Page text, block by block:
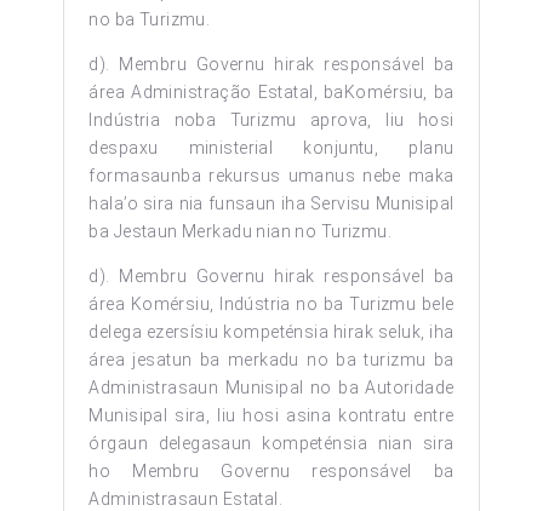
no ba Turizmu.
d). Membru Governu hirak responsável ba
área Administração Estatal, baKomérsiu, ba
Indústria noba Turizmu aprova, liu hosi
despaxu ministerial konjuntu, planu
formasaunba rekursus umanus nebe maka
hala’o sira nia funsaun iha Servisu Munisipal
ba Jestaun Merkadu nian no Turizmu.
d). Membru Governu hirak responsável ba
área Komérsiu, Indústria no ba Turizmu bele
delega ezersísiu kompeténsia hirak seluk, iha
área jesatun ba merkadu no ba turizmu ba
Administrasaun Munisipal no ba Autoridade
Munisipal sira, liu hosi asina kontratu entre
órgaun delegasaun kompeténsia nian sira
ho Membru Governu responsável ba
Administrasaun Estatal.